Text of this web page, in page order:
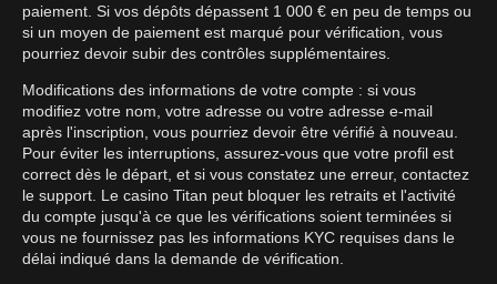
paiement. Si vos dépôts dépassent 1 000 € en peu de temps ou
si un moyen de paiement est marqué pour vérification, vous
pourriez devoir subir des contrôles supplémentaires.
Modifications des informations de votre compte : si vous
modifiez votre nom, votre adresse ou votre adresse e-mail
après l'inscription, vous pourriez devoir être vérifié à nouveau.
Pour éviter les interruptions, assurez-vous que votre profil est
correct dès le départ, et si vous constatez une erreur, contactez
le support. Le casino Titan peut bloquer les retraits et l'activité
du compte jusqu'à ce que les vérifications soient terminées si
vous ne fournissez pas les informations KYC requises dans le
délai indiqué dans la demande de vérification.